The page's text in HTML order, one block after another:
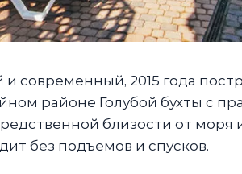
и современный, 2015 года
районе Голубой бухты с
близости от моря
без подъемов и спусков.